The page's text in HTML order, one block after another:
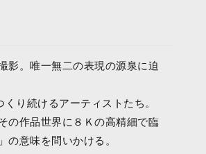
影。唯一無二の表現の源泉に迫
り続けるアーティストたち。
の作品世界に８Ｋの高精細で臨
意味を問いかける。